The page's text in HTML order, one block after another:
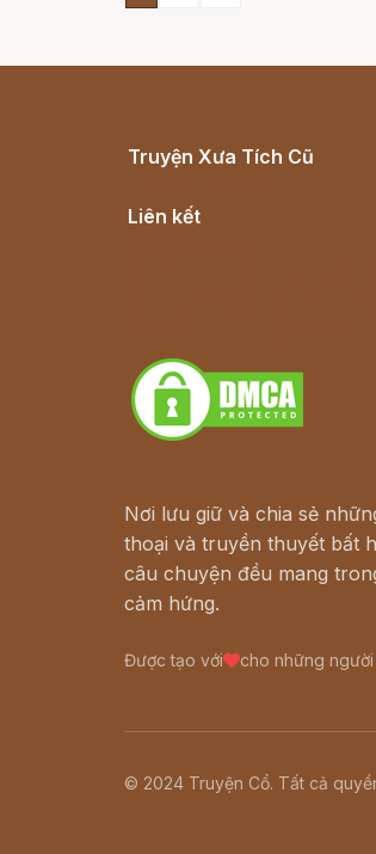
Truyện Xưa Tích Cũ
Liên kết
Nơi lưu giữ và chia sẻ
thoại và truyền thuyết bất
câu chuyện đều mang
cảm hứng.
Được tạo với cho những
© 2024 Truyện Cổ. Tất cả